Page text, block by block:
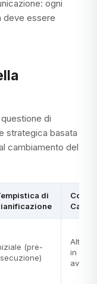
ogni
deve essere
di
strategica basata
cambiamento del
di
Costo
(pre-
Alto
in fase